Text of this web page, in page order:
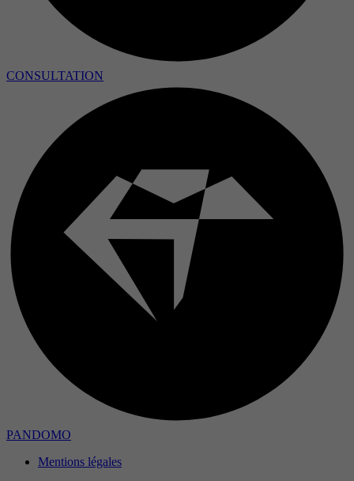
CONSULTATION
PANDOMO
Mentions légales